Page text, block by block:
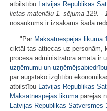
atbilstību Latvijas Republikas
lietas materiālu 1. sējuma 129. -
nosaukums ir izsakāms šādā
"Par Maksātnespējas likuma
ciktāl tas attiecas uz personām,
procesa administratora amatā ir
uzņēmumu un
par augstāko izglītību
atbilstību Latvijas Republikas
Maksātnespējas likumapārejas
Latvijas Republikas Satversmes